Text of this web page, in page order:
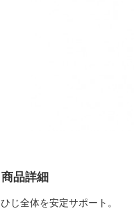
商品詳細
ひじ全体を安定サポート。